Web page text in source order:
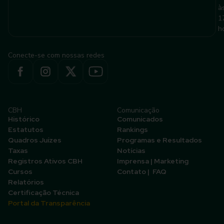
Conecte-se com nossas redes
CBH
Histórico
Estatutos
Quadros Juízes
Taxas
Registros Ativos CBH
Cursos
Relatórios
Certificação Técnica
Portal da Transparência
Comunicação
Comunicados
Rankings
Programas e Resultados
Notícias
Imprensa | Marketing
Contato | FAQ